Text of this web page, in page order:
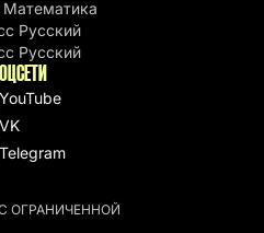
ОГРАНИЧЕННОЙ
Математика
Русский
Русский
YouTube
VK
Telegram